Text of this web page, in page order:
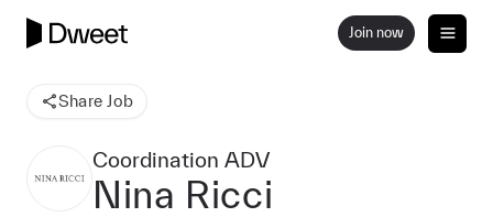
Join now
Share Job
Coordination ADV
Nina Ricci